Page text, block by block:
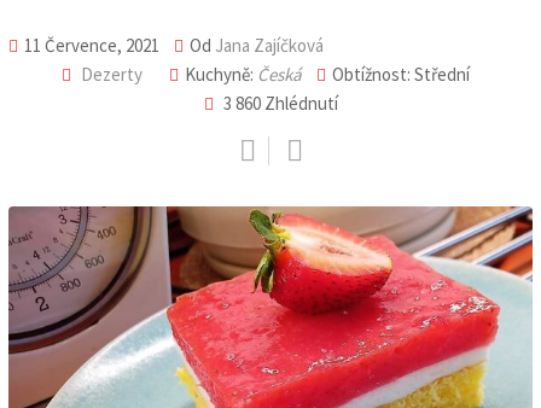
11 Července, 2021 Od Jana Zajíčková
Dezerty
Kuchyně: Česká
Obtížnost: Střední
3 860 Zhlédnutí